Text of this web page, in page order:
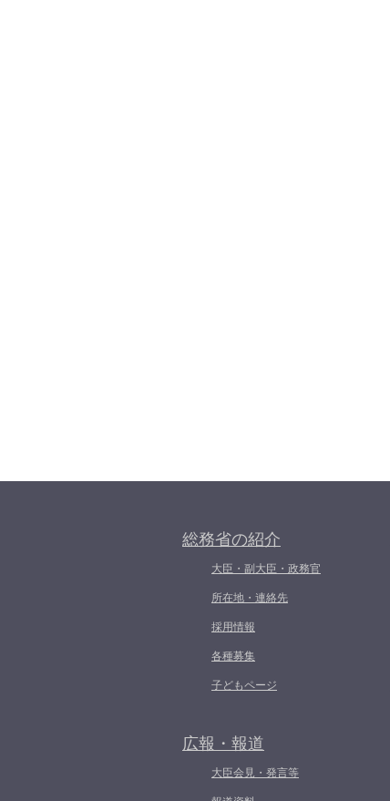
総務省の紹介
大臣・副大臣・政務官
所在地・連絡先
採用情報
各種募集
子どもページ
広報・報道
大臣会見・発言等